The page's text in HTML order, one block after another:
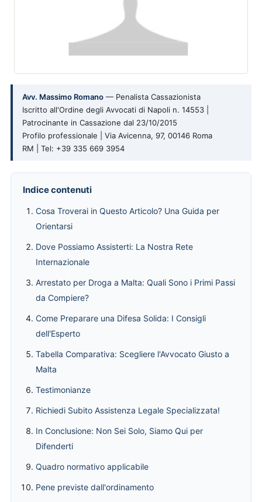
Avv. Massimo Romano — Penalista Cassazionista
Iscritto all'Ordine degli Avvocati di Napoli n. 14553 |
Patrocinante in Cassazione dal 23/10/2015
Profilo professionale | Via Avicenna, 97, 00146 Roma
RM | Tel: +39 335 669 3954
Indice contenuti
Cosa Troverai in Questo Articolo? Una Guida per
Orientarsi
Dove Possiamo Assisterti: La Nostra Rete
Internazionale
Arrestato per Droga a Malta: Quali Sono i Primi Passi
da Compiere?
Come Preparare una Difesa Solida: I Consigli
dell'Esperto
Tabella Comparativa: Scegliere l'Avvocato Giusto a
Malta
Testimonianze
Richiedi Subito Assistenza Legale Specializzata!
In Conclusione: Non Sei Solo, Siamo Qui per
Difenderti
Quadro normativo applicabile
Pene previste dall'ordinamento